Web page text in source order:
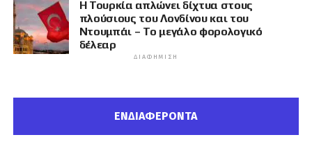
Η Τουρκία απλώνει δίχτυα στους
πλούσιους του Λονδίνου και του
Ντουμπάι – Το μεγάλο φορολογικό
δέλεαρ
ΔΙΑΦΉΜΙΣΗ
ΕΝΔΙΑΦΕΡΟΝΤΑ